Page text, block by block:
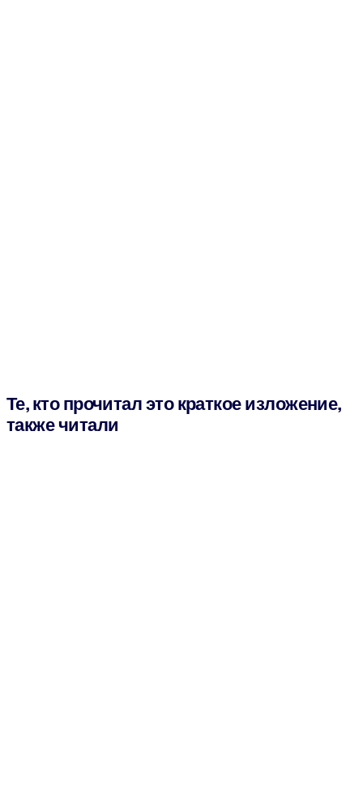
Те, кто прочитал это краткое изложение,
также читали